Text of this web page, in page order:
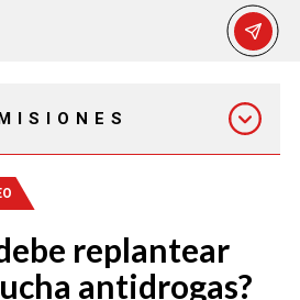
MAÑANA EXPRESS
EMISIÓN 12:30 PMreplantear
antidrogas?